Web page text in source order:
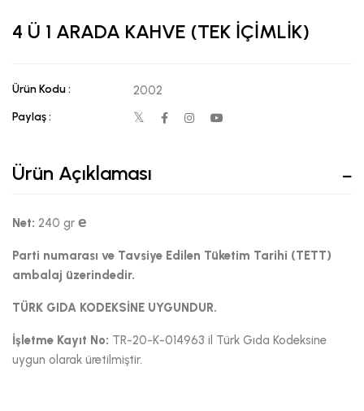
4 Ü 1 ARADA KAHVE (TEK İÇİMLİK)
Ürün Kodu : 2002
Paylaş :
Ürün Açıklaması
Net: 240 gr e
Parti numarası ve Tavsiye Edilen Tüketim Tarihi (TETT)
ambalaj üzerindedir.
TÜRK GIDA KODEKSİNE UYGUNDUR.​
İşletme Kayıt No: TR-20-K-014963 il Türk Gıda Kodeksine
uygun olarak üretilmiştir.